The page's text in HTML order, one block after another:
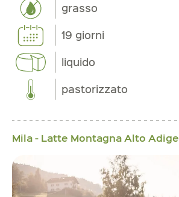
grasso
19 giorni
liquido
pastorizzato
Mila - Latte Montagna Alto Adige